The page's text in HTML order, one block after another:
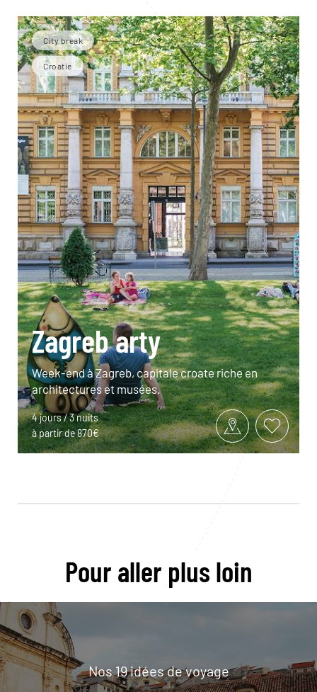
City break
Croatie
Zagreb arty
Week-end à Zagreb, capitale croate riche en
architectures et musées.
4 jours / 3 nuits
à partir de 870€
Pour aller plus loin
Nos 19 idées de voyage